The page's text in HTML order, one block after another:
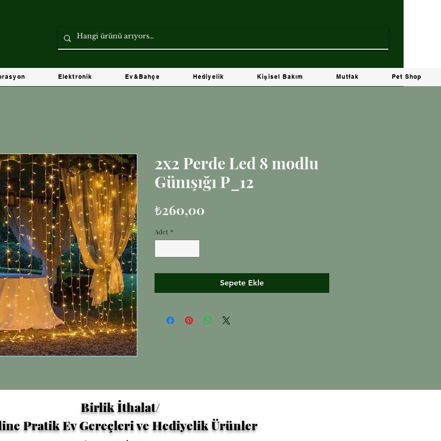
Elektronik Ev&Bahçe Hediyelik Kişisel Bakım Mutfak Pet Shop
2x2 Perde Led 8 modlu
Günışığı P_12
₺260,00
Adet *
Sepete Ekle
Birlik İthalat/
Pratik Ev Gereçleri ve Hediyelik Ürünler